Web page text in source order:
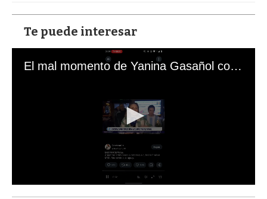
Te puede interesar
El mal momento de Yanina Gasañol con un hincha argentino en "Subrayado"